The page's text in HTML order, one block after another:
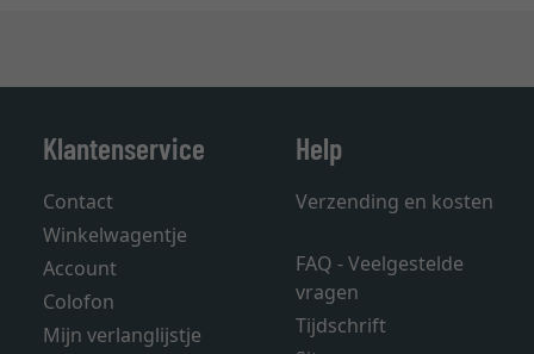
Klantenservice
Contact
Winkelwagentje
Account
Colofon
Mijn verlanglijstje
Help
Verzending en kosten
FAQ - Veelgestelde
vragen
Tijdschrift